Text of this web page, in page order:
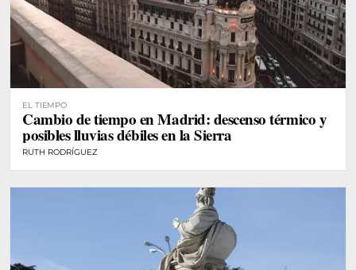
EL TIEMPO
Cambio de tiempo en Madrid: descenso térmico y
posibles lluvias débiles en la Sierra
RUTH RODRÍGUEZ